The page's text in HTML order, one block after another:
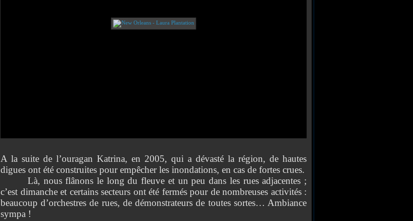
A la suite de l’ouragan Katrina, en 2005, qui a dévasté la région, de hautes
digues ont été construites pour empêcher les inondations, en cas de fortes crues.
Là, nous flânons le long du fleuve et un peu dans les rues adjacentes ;
c’est dimanche et certains secteurs ont été fermés pour de nombreuses activités :
beaucoup d’orchestres de rues, de démonstrateurs de toutes sortes… Ambiance
sympa !